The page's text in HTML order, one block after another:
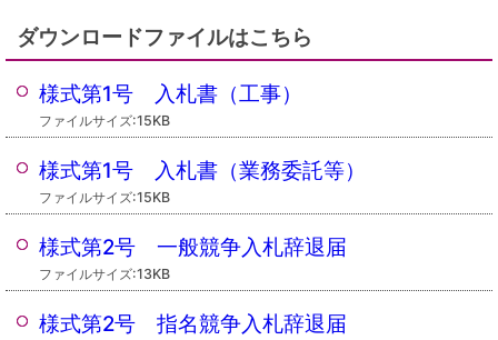
ダウンロードファイルはこちら
様式第1号 入札書（工事）
ファイルサイズ:15KB
様式第1号 入札書（業務委託等）
ファイルサイズ:15KB
様式第2号 一般競争入札辞退届
ファイルサイズ:13KB
様式第2号 指名競争入札辞退届